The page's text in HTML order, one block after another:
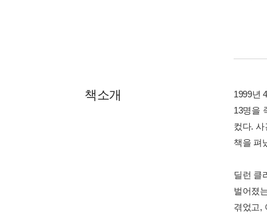
책소개
1999년
13명을
컸다.
책을 펴
딜런 클
벌어졌
겪었고,